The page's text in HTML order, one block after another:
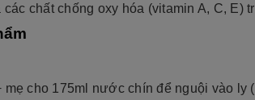
chất chống oxy hóa (vitamin A, C,
cho 175ml nước chín để nguội vào